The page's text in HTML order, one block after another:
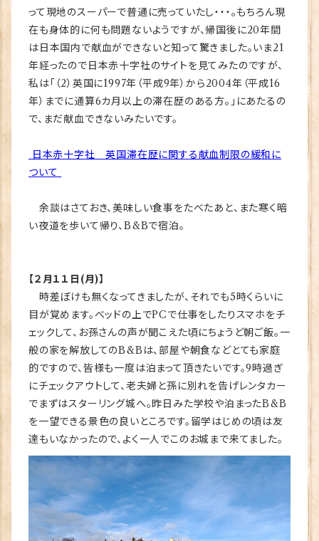
って現地のスーパーで普通に売っていたし・・・。もちろん現
在も身体的に何も問題ないようですが、帰国後に20年間
は日本国内で献血ができないと知って驚きました。いま21
年経ったので日本赤十字社のサイトを見てみたのですが、
私は「（2）英国に1997年（平成9年）から2004年（平成16
年）までに通算6カ月以上の滞在歴のある方。」にあたるの
で、まだ献血できないみたいです。
日本赤十字社 英国滞在歴に関する献血制限の緩和に
ついて
余談はさておき、美味しい食事をたべたあと、また寒く暗
い夜道を歩いて帰り、B&Bで宿泊。
【２月１１日(月)】
時差ぼけも無くなってきましたが、それでも5時くらいに
目が覚めます。ベッドの上でPCで仕事をしたりスマホをチ
ェックして、お孫さんの声が聞こえた頃にちょうど朝ご飯。一
般の家を解放してのB&Bは、部屋や朝食などとても家庭
的ですので、皆様も一度は泊まって頂きたいです。9時過ぎ
にチェックアウトして、老夫婦と孫に別れを告げレンタカー
でまずはスターリング城へ。昨日みた学校や泊まったB&B
を一望できる景色の良いところです。留学はじめの頃は友
達もいなかったので、よく一人でこのお城まで来てました。